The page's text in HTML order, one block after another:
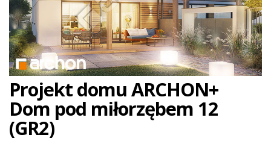
Projekt domu ARCHON+
Dom pod miłorzębem 12
(GR2)